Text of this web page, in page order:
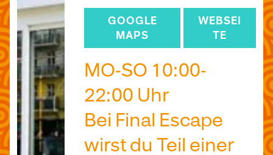
GOOGLE
MAPS
WEBSEI
TE
MO-SO 10:00-
22:00 Uhr
Bei Final Escape
wirst du Teil einer